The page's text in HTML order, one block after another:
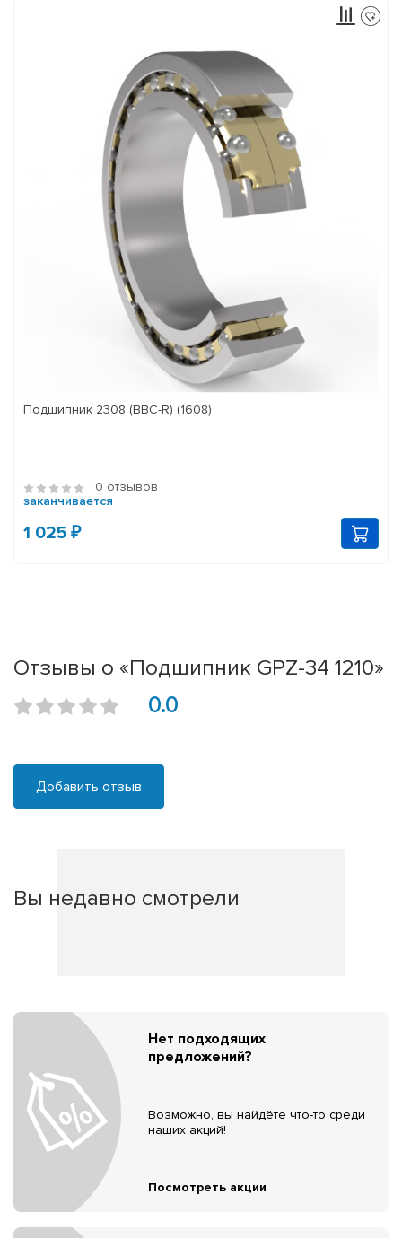
Подшипник 2308 (BBC-R) (1608)
0 отзывов
заканчивается
1 025 ₽
Отзывы о «Подшипник GPZ-34 1210»
0.0
Добавить отзыв
Вы недавно смотрели
Нет подходящих
предложений?
Возможно, вы найдёте что-то среди
наших акций!
Посмотреть акции